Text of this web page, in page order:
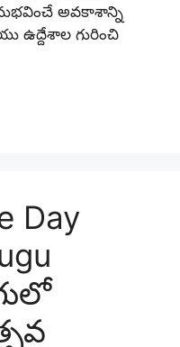
అవకాశాన్ని
ఉద్దేశాల గురించి
Day